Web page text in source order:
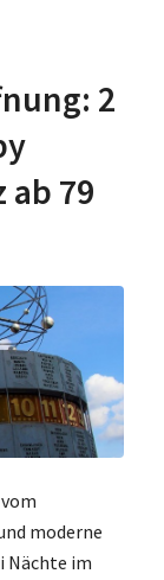
2
79
moderne
Nächte im